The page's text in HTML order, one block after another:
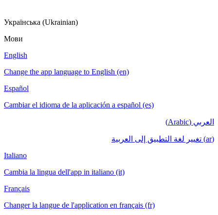
Українська (Ukrainian)
Мови
English
Change the app language to English (en)
Español
Cambiar el idioma de la aplicación a español (es)
العربي (Arabic)
(ar) تغيير لغة التطبيق إلى العربية
Italiano
Cambia la lingua dell'app in italiano (it)
Français
Changer la langue de l'application en français (fr)